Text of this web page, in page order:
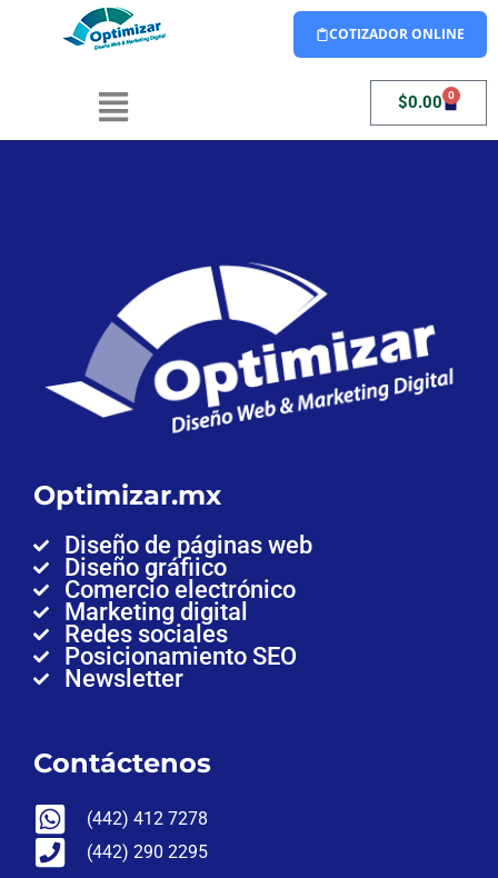
COTIZADOR ONLINE
$0.00 0
Optimizar.mx
Diseño de páginas web
Diseño gráfiico
Comercio electrónico
Marketing digital
Redes sociales
Posicionamiento SEO
Newsletter
Contáctenos
(442) 412 7278
(442) 290 2295